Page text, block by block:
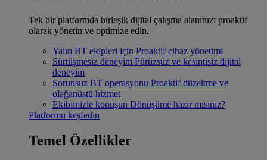
Tek bir platformda birleşik dijital çalışma alanınızı proaktif
olarak yönetin ve optimize edin.
Yalın BT ekipleri için Proaktif cihaz yönetimi
Sürtüşmesiz deneyim Pürüzsüz ve kesintisiz dijital
deneyim
Sorunsuz BT operasyonu Proaktif düzeltme ve
olağanüstü hizmet
Ekibimizle konuşun Dönüşüme hazır mısınız?
Platformu keşfedin
Temel Özellikler